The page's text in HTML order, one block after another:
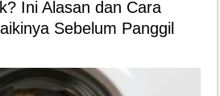
Ini Alasan dan Cara
Sebelum Panggil